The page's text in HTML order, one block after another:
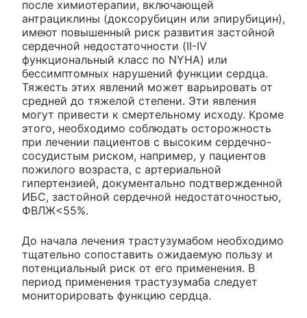
после химиотерапии, включающей
антрациклины (доксорубицин или эпирубицин),
имеют повышенный риск развития застойной
сердечной недостаточности (II-IV
функциональный класс по NYHA) или
бессимптомных нарушений функции сердца.
Тяжесть этих явлений может варьировать от
средней до тяжелой степени. Эти явления
могут привести к смертельному исходу. Кроме
этого, необходимо соблюдать осторожность
при лечении пациентов с высоким сердечно-
сосудистым риском, например, у пациентов
пожилого возраста, с артериальной
гипертензией, документально подтвержденной
ИБС, застойной сердечной недостаточностью,
ФВЛЖ<55%.
До начала лечения трастузумабом необходимо
тщательно сопоставить ожидаемую пользу и
потенциальный риск от его применения. В
период применения трастузумаба следует
мониторировать функцию сердца.